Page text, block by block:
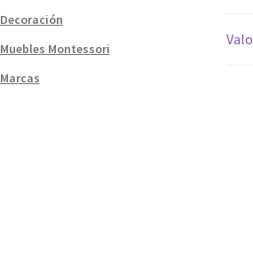
Decoración
Muebles Montessori
Marcas